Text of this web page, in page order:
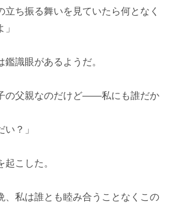
立ち振る舞いを見ていたら何となく
識眼があるようだ。
の父親なのだけど――私にも誰だか
い？」
こした。
、私は誰とも睦み合うことなくこの